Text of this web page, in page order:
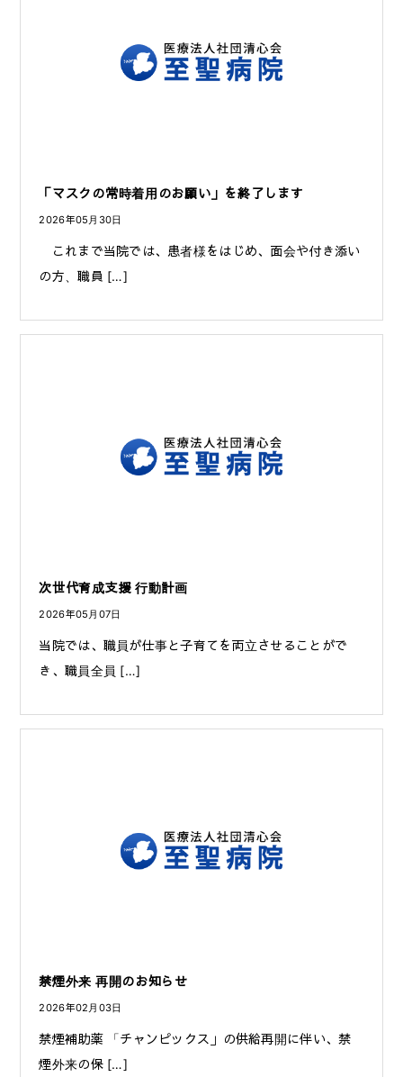
「マスクの常時着用のお願い」を終了します
2026年05月30日
これまで当院では、患者様をはじめ、面会や付き添い
の方、職員 […]
次世代育成支援 行動計画
2026年05月07日
当院では、職員が仕事と子育てを両立させることがで
き、職員全員 […]
禁煙外来 再開のお知らせ
2026年02月03日
禁煙補助薬 「チャンピックス」の供給再開に伴い、禁
煙外来の保 […]